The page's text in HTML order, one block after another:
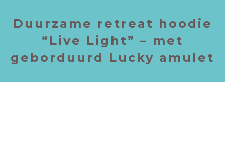
Duurzame retreat hoodie
“Live Light” – met
geborduurd Lucky amulet